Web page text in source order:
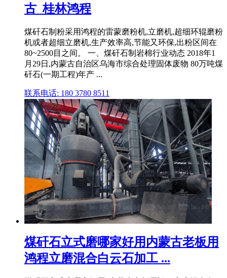
古_桂林鸿程
煤矸石制粉采用鸿程的雷蒙磨粉机,立磨机,超细环辊磨粉
机或者超细立磨机,生产效率高,节能又环保,出粉区间在
80~2500目之间。 一、煤矸石制岩棉行业动态 2018年1
月29日,内蒙古自治区乌海市综合处理固体废物 80万吨煤
矸石(一期工程)年产 ...
联系电话: 180 3780 8511
煤矸石立式磨哪家好用内蒙古老板用
鸿程立磨混合白云石加工 ...